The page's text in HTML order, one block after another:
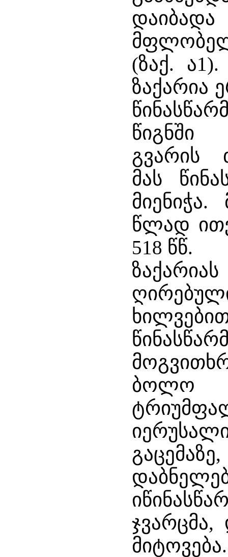
(ზაქ.
ზაქარია
წიგნში
გვარის
მას
მიენიჭა.
წლად
518 წწ.
ბოლო
მიტოვება.